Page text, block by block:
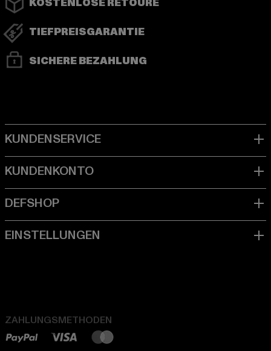
KOSTENLOSE RETOURE
TIEFPREISGARANTIE
SICHERE BEZAHLUNG
ZAHLUNGSMETHODEN